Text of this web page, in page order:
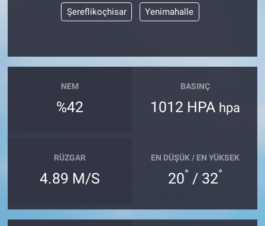
Şereflikoçhisar Yenimahalle
NEM
%42
BASINÇ
1012 HPA hpa
RÜZGAR
4.89 M/S
EN DÜŞÜK / EN YÜKSEK
20° / 32°